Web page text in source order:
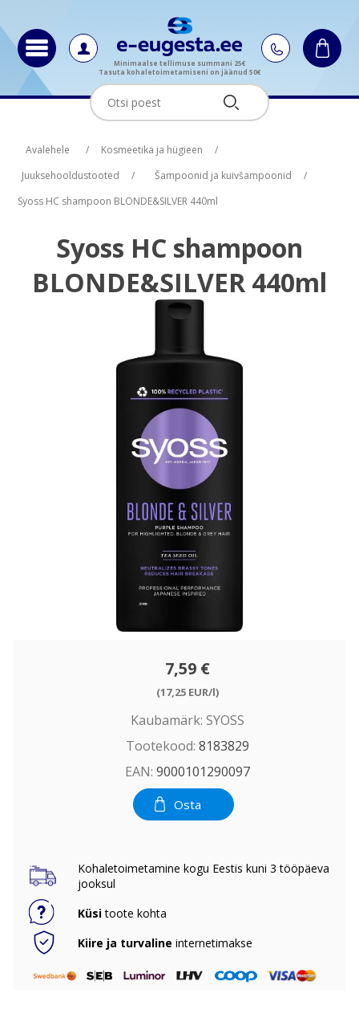
Minimaalse tellimuse summani 25€
Tasuta kohaletoimetamiseni on jäänud 50€
Avalehele / Kosmeetika ja hügieen
/
Juuksehooldustooted
/ Šampoonid ja kuivšampoonid
/
Syoss HC shampoon BLONDE&SILVER 440ml
Syoss HC shampoon
BLONDE&SILVER 440ml
7,59 €
(17,25 EUR/l)
Kaubamärk: SYOSS
Tootekood: 8183829
EAN: 9000101290097
Osta
Kohaletoimetamine kogu Eestis kuni 3 tööpäeva
jooksul
Küsitoote kohta
Kiire ja turvaline internetimakse